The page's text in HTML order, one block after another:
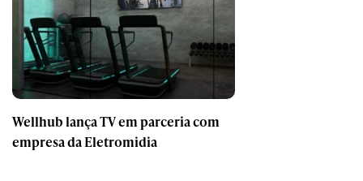
Wellhub lança TV em parceria com
empresa da Eletromidia